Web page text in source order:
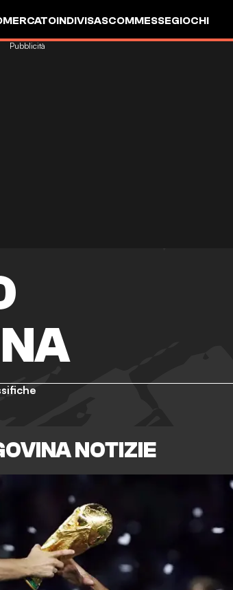
INDIVISASCOMMESSEGIOCHI
Pubblicità
NOTIZIE